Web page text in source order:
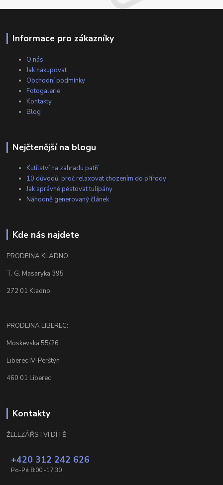
Informace pro zákazníky
O nás
Jak nakupovat
Obchodní podmínky
Fotogalerie
Kontakty
Blog
Nejčtenější na blogu
Kutilství na zahradu patří
10 důvodů, proč relaxovat chozením do přírody
Jak správně pěstovat tulipány
Náhodně generovaný článek
Kde nás najdete
PRODEJNA KLADNO:
T. G. Masaryka 395
272 01 Kladno
PRODEJNA LIBEREC:
Moskevská 55/26
Liberec IV-Perštýn
460 01 Liberec
Kontakty
ŽELEZÁŘSTVÍ DÍTĚ
+420 312 242 626
Po-Pá 8:00 -17:30